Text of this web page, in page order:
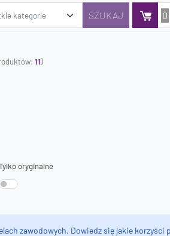
0
11)
oryginalne
zawodowych. Dowiedz się jakie korzyści